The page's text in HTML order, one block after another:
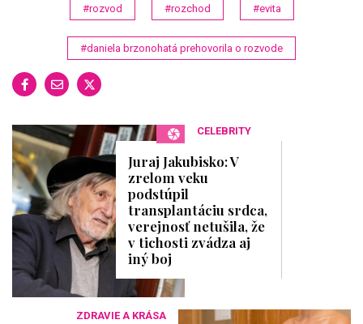
#rozvod #rozchod #evita
#daniela brzonohatá prehovorila o rozvode
CELEBRITY
Juraj Jakubisko: V
zrelom veku
podstúpil
transplantáciu srdca,
verejnosť netušila, že
v tichosti zvádza aj
iný boj
ZDRAVIE A KRÁSA